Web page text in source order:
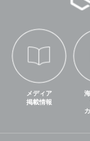
メディア
掲載情報